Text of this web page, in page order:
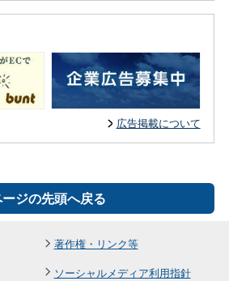
広告掲載について
ジの先頭へ戻る
著作権・リンク等
ソーシャルメディア利用指針